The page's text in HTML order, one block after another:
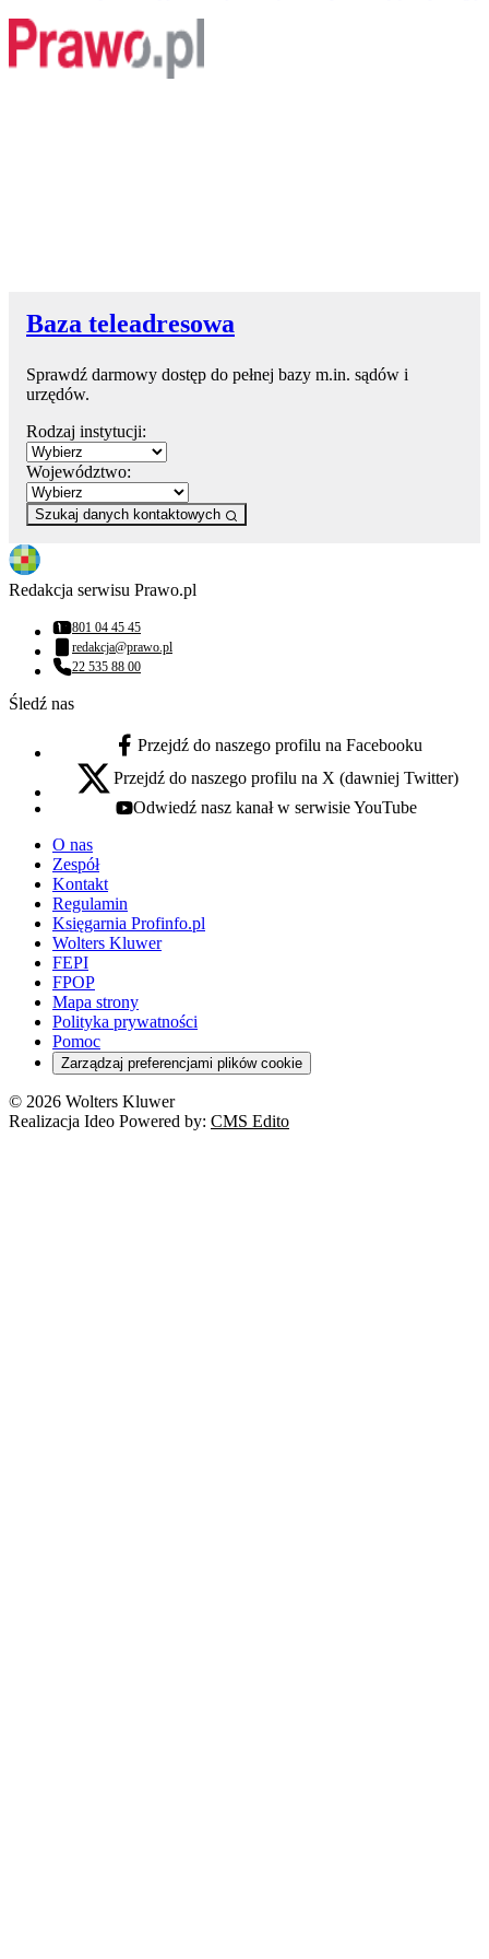
Baza teleadresowa
Sprawdź darmowy dostęp do pełnej bazy m.in. sądów i
urzędów.
Rodzaj instytucji:
Województwo:
Szukaj danych kontaktowych
Redakcja serwisu Prawo.pl
Numer telefonu:
801 04 45 45
Adres email:
redakcja@prawo.pl
Numer telefonu:
22 535 88 00
Śledź nas
facebook - otwiera się w nowej karcie
Przejdź do naszego profilu na Facebooku
x - otwiera się w nowej karcie
Przejdź do naszego profilu na X (dawniej Twitter)
youtube - otwiera się w nowej karcie
Odwiedź nasz kanał w serwisie YouTube
O nas
Zespół
Kontakt
Regulamin
Księgarnia Profinfo.pl
Wolters Kluwer
FEPI
FPOP
Mapa strony
Polityka prywatności
Pomoc
Zarządzaj preferencjami plików cookie
© 2026 Wolters Kluwer
Realizacja Ideo Powered by: CMS Edito